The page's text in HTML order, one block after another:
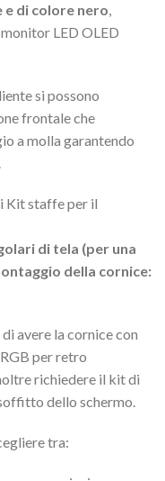
e di colore nero,
LED OLED
si possono
frontale che
a molla garantendo
Kit staffe per il
di tela (per una
della cornice:
avere la cornice con
per retro
richiedere il kit di
dello schermo.
tra: